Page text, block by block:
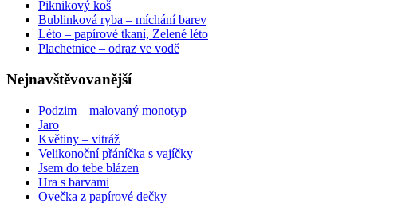
Piknikový koš
Bublinková ryba – míchání barev
Léto – papírové tkaní, Zelené léto
Plachetnice – odraz ve vodě
Nejnavštěvovanější
Podzim – malovaný monotyp
Jaro
Květiny – vitráž
Velikonoční přáníčka s vajíčky
Jsem do tebe blázen
Hra s barvami
Ovečka z papírové dečky